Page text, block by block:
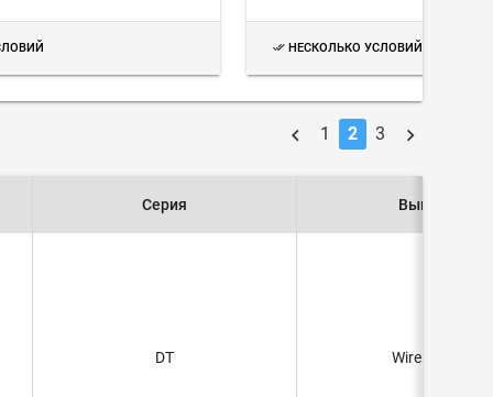
НЕСКОЛЬКО УСЛОВИЙ
1 2 3
Серия Выводы
DT Wire Leads